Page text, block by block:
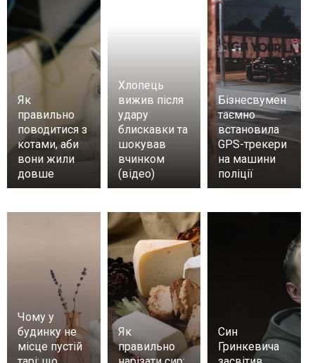
Як
правильно
поводитися з
котами, аби
вони жили
довше
Хлопець
вижив після
удару
блискавки та
шокував
вчинком
(відео)
Бізнесвумен
таємно
встановила
GPS-трекери
на машини
поліції
Чому у
будинку не
місце пустій
Як
правильно
Син
Гринкевича